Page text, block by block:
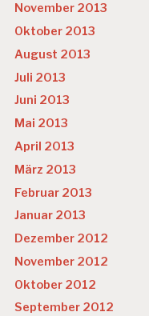
November 2013
Oktober 2013
August 2013
Juli 2013
Juni 2013
Mai 2013
April 2013
März 2013
Februar 2013
Januar 2013
Dezember 2012
November 2012
Oktober 2012
September 2012